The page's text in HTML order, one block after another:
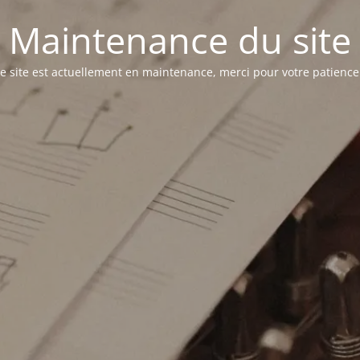
Maintenance du site
site est actuellement en maintenance, merci pour votre